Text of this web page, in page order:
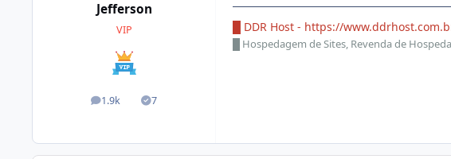
Jefferson
VIP
1.9k
posts 7
Soluções
█ DDR Host - https://
Hospedagem de Sites, Revenda de